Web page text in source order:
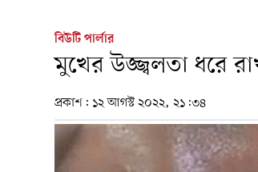
বিউটি পার্লার
মুখের উজ্জ্বলতা ধরে
প্রকাশ: ১২ আগস্ট ২০২২, ২১:৩৪